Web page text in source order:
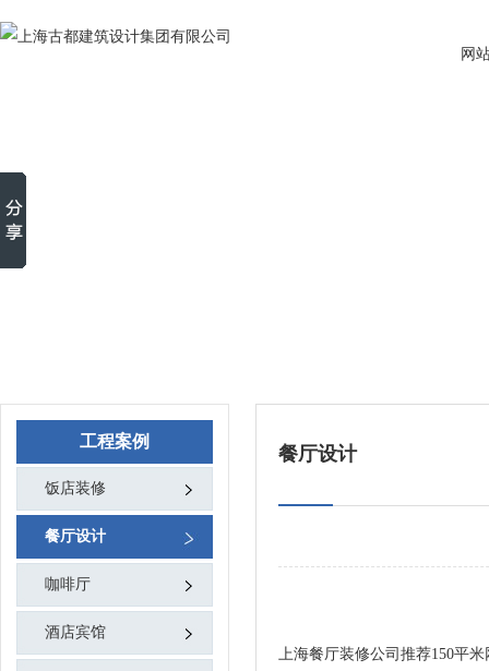
网
工程案例
饭店装修
餐厅设计
咖啡厅
酒店宾馆
餐厅设计
上海餐厅装修公司推荐150平